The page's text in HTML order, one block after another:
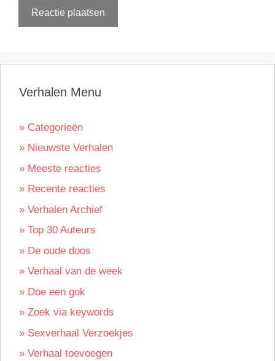
Verhalen Menu
» Categorieën
» Nieuwste Verhalen
» Meeste reacties
» Recente reacties
» Verhalen Archief
» Top 30 Auteurs
» De oude doos
» Verhaal van de week
» Doe een gok
» Zoek via keywords
» Sexverhaal Verzoekjes
» Verhaal toevoegen